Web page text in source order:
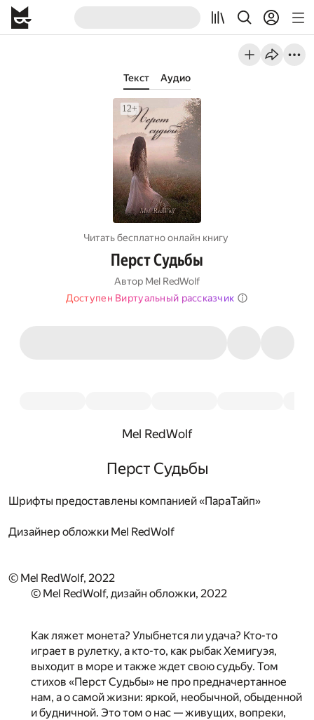
Текст Аудио
Читать бесплатно онлайн книгу
Перст Судьбы
Автор Mel RedWolf
Доступен Виртуальный рассказчик
Mel RedWolf
Перст Судьбы
Шрифты предоставлены компанией «ПараТайп»
Дизайнер обложки Mel RedWolf
© Mel RedWolf, 2022
© Mel RedWolf, дизайн обложки, 2022
Как ляжет монета? Улыбнется ли удача? Кто-то
играет в рулетку, а кто-то, как рыбак Хемигуэя,
выходит в море и также ждет свою судьбу. Том
стихов «Перст Судьбы» не про предначертанное
нам, а о самой жизни: яркой, необычной, обыденной
и будничной. Это том о нас — живущих, вопреки,